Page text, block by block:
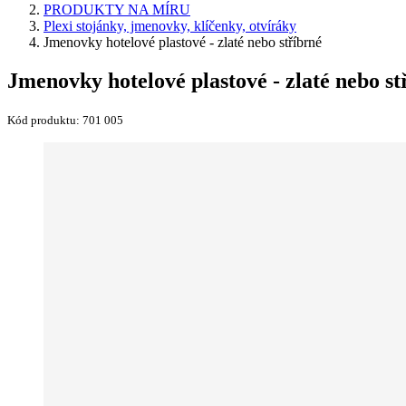
PRODUKTY NA MÍRU
Plexi stojánky, jmenovky, klíčenky, otvíráky
Jmenovky hotelové plastové - zlaté nebo stříbrné
Jmenovky hotelové plastové - zlaté nebo
Kód produktu: 701 005